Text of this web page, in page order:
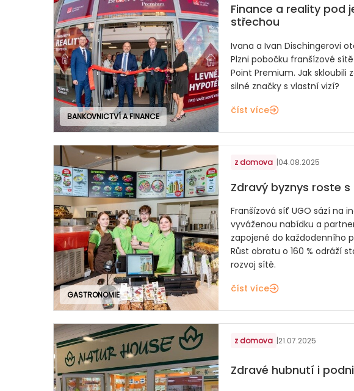
BANKOVNICTVÍ A FINANCE
Finance a reality pod
střechou
Ivana a Ivan Dischingerovi
Plzni pobočku franšízové
Point Premium. Jak skloubili
silné značky s vlastní vizí?
číst více
GASTRONOMIE
z domova |04.08.2025
Zdravý byznys roste
Franšízová síť UGO sází na
vyváženou nabídku a
zapojené do každodenního
Růst obratu o 160 % odráží
rozvoj sítě.
číst více
z domova |21.07.2025
Zdravé hubnutí i